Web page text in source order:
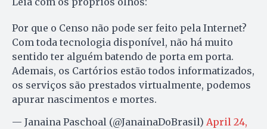
Por que o Censo não pode ser feito pela Internet?
Com toda tecnologia disponível, não há muito
sentido ter alguém batendo de porta em porta.
Ademais, os Cartórios estão todos informatizados,
os serviços são prestados virtualmente, podemos
apurar nascimentos e mortes.
— Janaina Paschoal (@JanainaDoBrasil) April 24,